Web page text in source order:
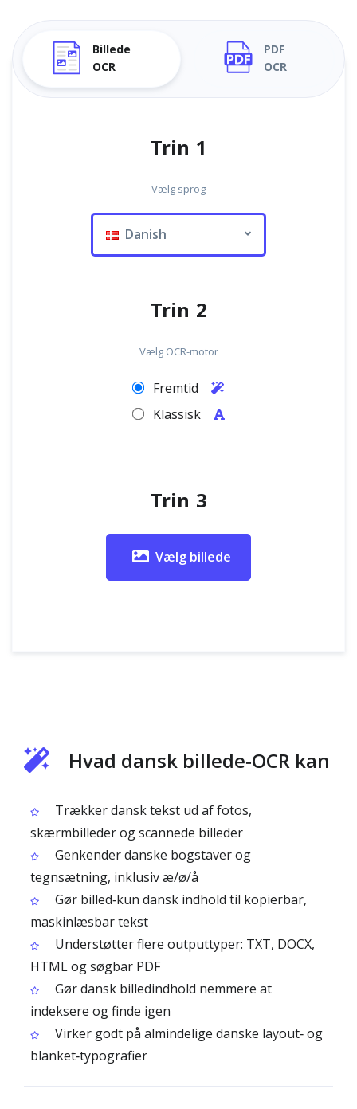
Billede
OCR
PDF
OCR
Trin 1
Vælg sprog
Danish
Trin 2
Vælg OCR-motor
Fremtid
Klassisk
Trin 3
Vælg billede
Hvad dansk billede‑OCR kan
Trækker dansk tekst ud af fotos,
skærmbilleder og scannede billeder
Genkender danske bogstaver og
tegnsætning, inklusiv æ/ø/å
Gør billed‑kun dansk indhold til kopierbar,
maskinlæsbar tekst
Understøtter flere outputtyper: TXT, DOCX,
HTML og søgbar PDF
Gør dansk billedindhold nemmere at
indeksere og finde igen
Virker godt på almindelige danske layout‑ og
blanket‑typografier